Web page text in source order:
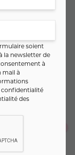
3 mois
soient
la newsletter de
à
mail à
des